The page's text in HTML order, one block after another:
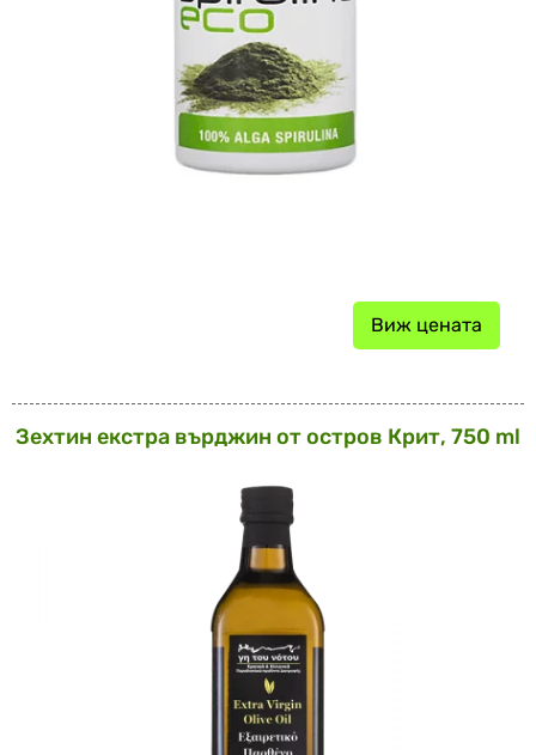
Виж цената
Зехтин екстра върджин от остров Крит, 750 ml